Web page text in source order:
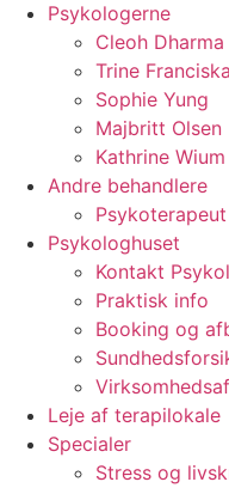
Psykologerne
Cleoh
Trine
Sophie Yung
Majbritt Olsen
Kathrine
Andre behandlere
Psykologhuset
Kontakt
Praktisk info
Booking og
Leje af terapilokale
Specialer
Stress og